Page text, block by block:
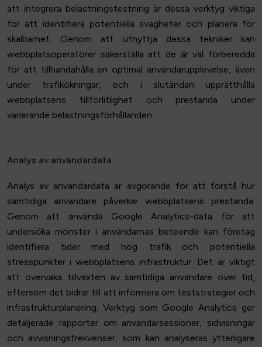
att integrera belastningstestning är dessa verktyg viktiga
för att identifiera potentiella svagheter och planera för
skalbarhet. Genom att utnyttja dessa tekniker kan
webbplatsoperatörer säkerställa att de är väl förberedda
för att tillhandahålla en optimal användarupplevelse, även
under trafikökningar, och i slutändan upprätthålla
webbplatsens tillförlitlighet och prestanda under
varierande belastningsförhållanden.
Analys av användardata
Analys av användardata är avgörande för att förstå hur
samtidiga användare påverkar webbplatsens prestanda.
Genom att använda Google Analytics-data för att
undersöka mönster i användarnas beteende kan företag
identifiera tider med hög trafik och potentiella
stresspunkter i webbplatsens infrastruktur. Det är viktigt
att övervaka tillväxten av samtidiga användare över tid,
eftersom det bidrar till att informera om teststrategier och
infrastrukturplanering. Verktyg som Google Analytics ger
detaljerade rapporter om användarsessioner, sidvisningar
och avvisningsfrekvenser, som kan analyseras ytterligare